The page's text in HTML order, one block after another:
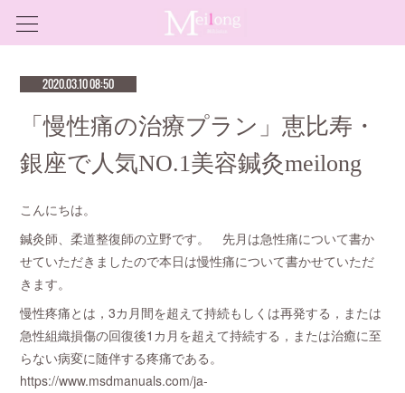
2020.03.10 08:50
「慢性痛の治療プラン」恵比寿・
銀座で人気NO.1美容鍼灸meilong
こんにちは。
鍼灸師、柔道整復師の立野です。 先月は急性痛について書か
せていただきましたので本日は慢性痛について書かせていただ
きます。
慢性疼痛とは，3カ月間を超えて持続もしくは再発する，または
急性組織損傷の回復後1カ月を超えて持続する，または治癒に至
らない病変に随伴する疼痛である。
https://www.msdmanuals.com/ja-